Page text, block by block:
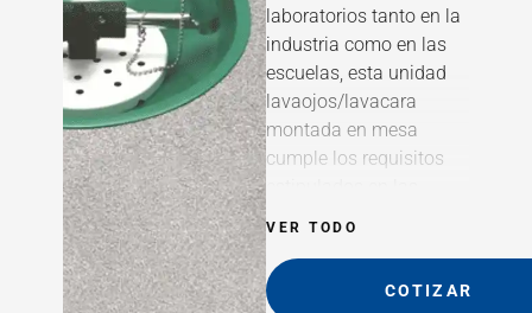
laboratorios tanto en la
industria como en las
escuelas, esta unidad
lavaojos/lavacara
montada en mesa
cumple los requisitos
Cuando el espacio en el
suelo es escaso, este
VER TODO
COTIZAR